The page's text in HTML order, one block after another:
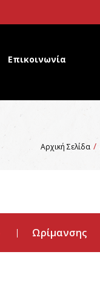
Επικοινωνία
Αρχική Σελίδα
Ωρίμανσης